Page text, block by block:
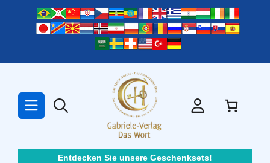
springen
Entdecken Sie unsere Geschenksets!